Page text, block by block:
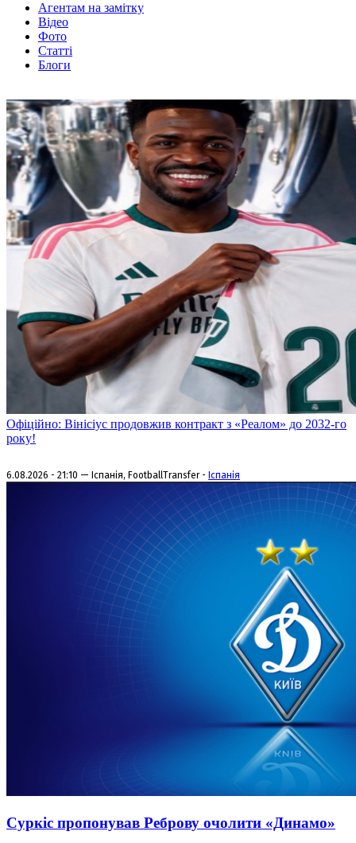
Агентам на замітку
Відео
Фото
Статті
Блоги
Офіційно: Вінісіус продовжив контракт з «Реалом» до 2032-го
року!
6.08.2026 - 21:10 — Іспанія, FootballTransfer - Іспанія
Суркіс пропонував Реброву очолити «Динамо»